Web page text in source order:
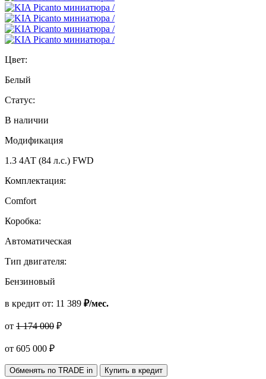
Цвет:
Белый
Статус:
В наличии
Модификация
1.3 4АТ (84 л.с.) FWD
Комплектация:
Comfort
Коробка:
Автоматическая
Тип двигателя:
Бензиновый
в кредит от: 11 389 ₽/мес.
от 1 174 000 ₽
от 605 000 ₽
Обменять по TRADE in Купить в кредит